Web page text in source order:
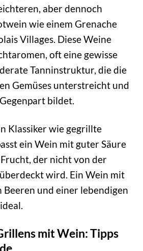
aber dennoch
wie einem Grenache
Villages. Diese Weine
oft eine gewisse
Tanninstruktur, die die
Gemüses unterstreicht und
bildet.
Klassiker wie gegrillte
ein Wein mit guter Säure
der nicht von der
wird. Ein Wein mit
und einer lebendigen
mit Wein: Tipps